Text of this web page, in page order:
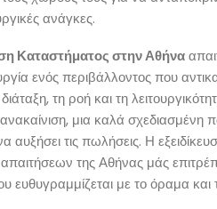
ανάγκες.
Καταστήματος στην Αθήνα
ενός περιβάλλοντος που
τη ροή και τη
μια καλά σχεδιασμένη
αυξήσει τις πωλήσεις. Η
της Αθήνας μάς
με το όραμα και